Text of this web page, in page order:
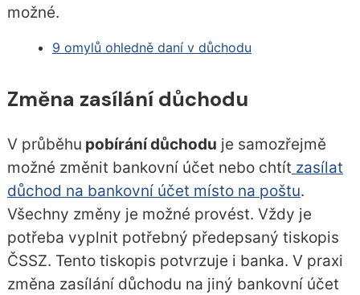
možné.
9 omylů ohledně daní v důchodu
Změna zasílání důchodu
V průběhu pobírání důchodu je samozřejmě
možné změnit bankovní účet nebo chtít zasílat
důchod na bankovní účet místo na poštu.
Všechny změny je možné provést. Vždy je
potřeba vyplnit potřebný předepsaný tiskopis
ČSSZ. Tento tiskopis potvrzuje i banka. V praxi
změna zasílání důchodu na jiný bankovní účet